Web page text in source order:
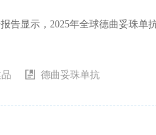
告显示，2025年全球德曲妥珠单
德曲妥珠单抗